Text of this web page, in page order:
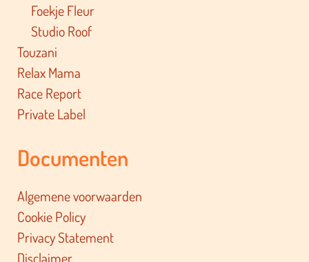
Foekje Fleur
Studio Roof
Touzani
Relax Mama
Race Report
Private Label
Documenten
Algemene voorwaarden
Cookie Policy
Privacy Statement
Disclaimer